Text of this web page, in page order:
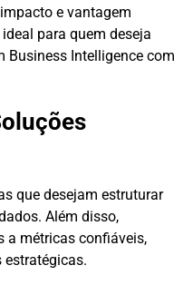
e vantagem
para quem deseja
Business Intelligence com
que desejam estruturar
Além disso,
a métricas confiáveis,
estratégicas.